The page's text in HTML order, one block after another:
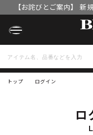
【お詫びとご案内】 新
OFFクーポ
トップ ログイン
ロ